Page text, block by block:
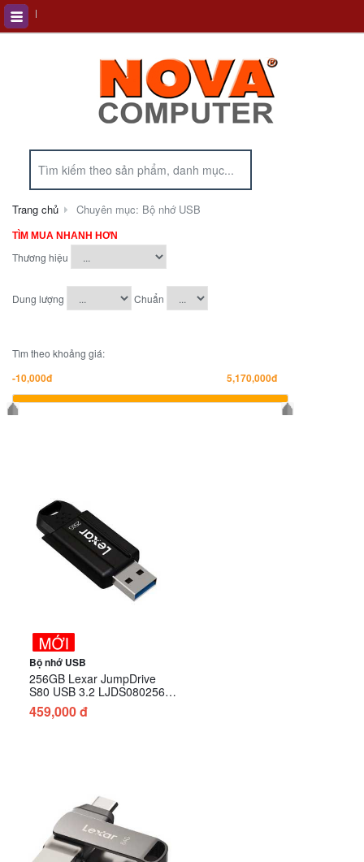
Trang chủ Chuyên mục: Bộ nhớ USB
TÌM MUA NHANH HƠN
Thương hiệu
Dung lượng Chuẩn
Tìm theo khoảng giá:
Bộ nhớ USB
256GB Lexar JumpDrive
S80 USB 3.2 LJDS080256G-
BNBCRFG
459,000 đ